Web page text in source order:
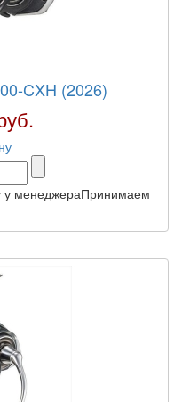
CXH (2026)
у менеджераПринимаем